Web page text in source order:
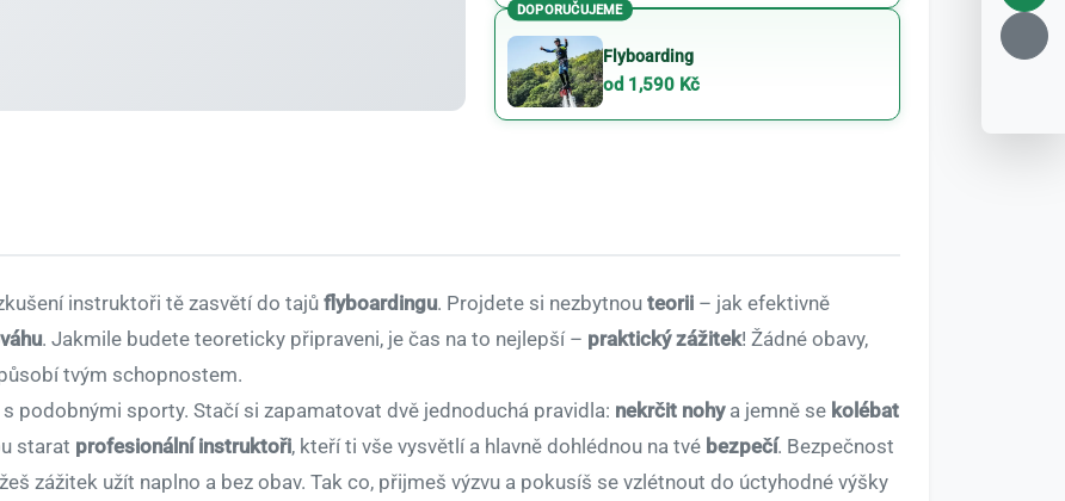
DOPORUČUJEME
Flyboarding
od 1,590 Kč
instruktoři tě zasvětí do tajůflyboardingu. Projdete si nezbytnou teorii – jak efektivně
. Jakmile budete teoreticky připraveni, je čas na to nejlepší – praktický zážitek! Žádné obavy,
tvým schopnostem.
s podobnými sporty. Stačí si zapamatovat dvě jednoduchá pravidla: nekrčit nohya jemně se kolébat
starat profesionální instruktoři, kteří ti vše vysvětlí a hlavně dohlédnou na tvé bezpečí. Bezpečnost
zážitek užít naplno a bez obav. Tak co, přijmeš výzvu a pokusíš se vzlétnout do úctyhodné výšky